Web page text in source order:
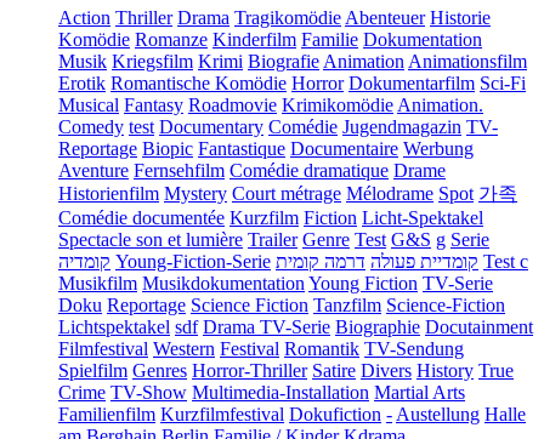
Action Thriller Drama Tragikomödie Abenteuer Historie
Komödie Romanze Kinderfilm Familie Dokumentation
Musik Kriegsfilm Krimi Biografie Animation Animationsfilm
Erotik Romantische Komödie Horror Dokumentarfilm Sci-Fi
Musical Fantasy Roadmovie Krimikomödie Animation.
Comedy test Documentary Comédie Jugendmagazin TV-
Reportage Biopic Fantastique Documentaire Werbung
Aventure Fernsehfilm Comédie dramatique Drame
Historienfilm Mystery Court métrage Mélodrame Spot 가족
Comédie documentée Kurzfilm Fiction Licht-Spektakel
Spectacle son et lumière Trailer Genre Test G&S g Serie
קומדיה Young-Fiction-Serie קומדיית פעולה דרמה קומית
Test c
Musikfilm Musikdokumentation Young Fiction TV-Serie
Doku Reportage Science Fiction Tanzfilm Science-Fiction
Lichtspektakel sdf Drama TV-Serie Biographie Docutainment
Filmfestival Western Festival Romantik TV-Sendung
Spielfilm Genres Horror-Thriller Satire Divers History True
Crime TV-Show Multimedia-Installation Martial Arts
Familienfilm Kurzfilmfestival Dokufiction - Austellung Halle